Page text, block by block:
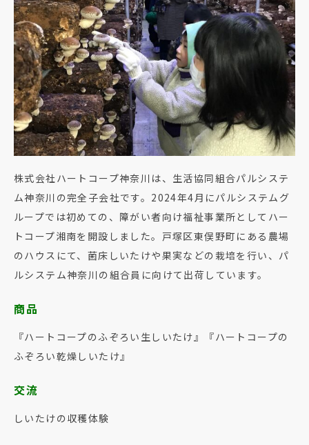
株式会社ハートコープ神奈川は、生活協同組合パルシステ
ム神奈川の完全子会社です。2024年4月にパルシステムグ
ループでは初めての、障がい者向け福祉事業所としてハー
トコープ湘南を開設しました。戸塚区東俣野町にある農場
のハウスにて、菌床しいたけや果実などの栽培を行い、パ
ルシステム神奈川の組合員に向けて出荷しています。
商品
『ハートコープのふぞろい生しいたけ』『ハートコープの
ふぞろい乾燥しいたけ』
交流
しいたけの収穫体験